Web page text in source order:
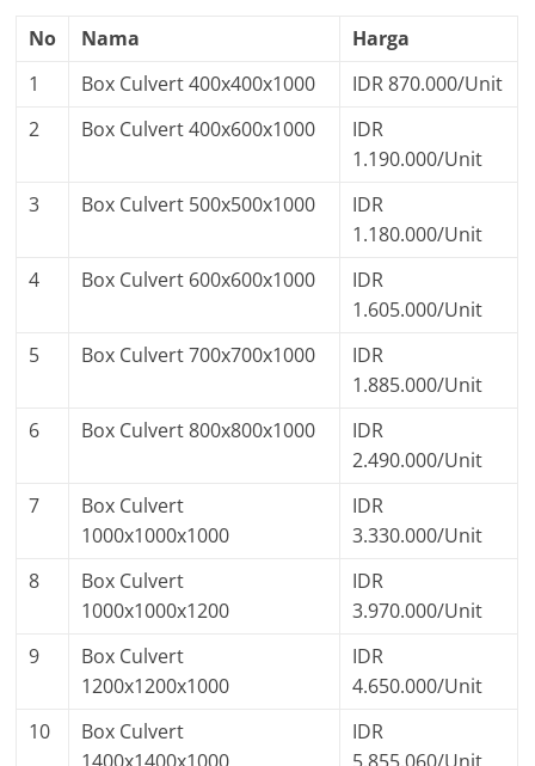
No Nama
Harga
1
Box Culvert 400x400x1000
IDR 870.000/Unit
2
Box Culvert 400x600x1000
IDR
1.190.000/Unit
3
Box Culvert 500x500x1000
IDR
1.180.000/Unit
4
Box Culvert 600x600x1000
IDR
1.605.000/Unit
5
Box Culvert 700x700x1000
IDR
1.885.000/Unit
6
Box Culvert 800x800x1000
IDR
2.490.000/Unit
7
Box Culvert
1000x1000x1000
IDR
3.330.000/Unit
8
Box Culvert
1000x1000x1200
IDR
3.970.000/Unit
9
Box Culvert
1200x1200x1000
IDR
4.650.000/Unit
10
Box Culvert
IDR